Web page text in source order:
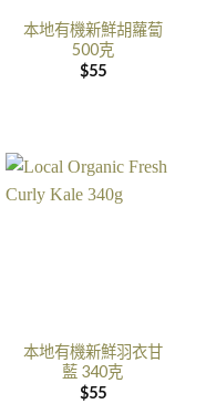
本地有機新鮮胡蘿蔔
500克
$55
本地有機新鮮羽衣甘
藍 340克
$55